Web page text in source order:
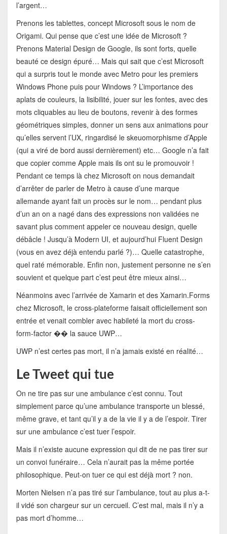
l’argent…
Prenons les tablettes, concept Microsoft sous le nom de
Origami. Qui pense que c’est une idée de Microsoft ?
Prenons Material Design de Google, ils sont forts, quelle
beauté ce design épuré… Mais qui sait que c’est Microsoft
qui a surpris tout le monde avec Metro pour les premiers
Windows Phone puis pour Windows ? L’importance des
aplats de couleurs, la lisibilité, jouer sur les fontes, avec des
mots cliquables au lieu de boutons, revenir à des formes
géométriques simples, donner un sens aux animations pour
qu’elles servent l’UX, ringardisé le skeuomorphisme d’Apple
(qui a viré de bord aussi dernièrement) etc… Google n’a fait
que copier comme Apple mais ils ont su le promouvoir !
Pendant ce temps là chez Microsoft on nous demandait
d’arrêter de parler de Metro à cause d’une marque
allemande ayant fait un procès sur le nom… pendant plus
d’un an on a nagé dans des expressions non validées ne
savant plus comment appeler ce nouveau design, quelle
débâcle ! Jusqu’à Modern UI, et aujourd’hui Fluent Design
(vous en avez déjà entendu parlé ?)… Quelle catastrophe,
quel raté mémorable. Enfin non, justement personne ne s’en
souvient et quelque part c’est peut être mieux ainsi…
Néanmoins avec l’arrivée de Xamarin et des Xamarin.Forms
chez Microsoft, le cross-plateforme faisait officiellement son
entrée et venait combler avec habileté la mort du cross-
form-factor �� la sauce UWP…
UWP n’est certes pas mort, il n’a jamais existé en réalité…
Le Tweet qui tue
On ne tire pas sur une ambulance c’est connu. Tout
simplement parce qu’une ambulance transporte un blessé,
même grave, et tant qu’il y a de la vie il y a de l’espoir. Tirer
sur une ambulance c’est tuer l’espoir.
Mais il n’existe aucune expression qui dit de ne pas tirer sur
un convoi funéraire… Cela n’aurait pas la même portée
philosophique. Peut-on tuer ce qui est déjà mort ? non.
Morten Nielsen n’a pas tiré sur l’ambulance, tout au plus a-t-
il vidé son chargeur sur un cercueil. C’est mal, mais il n’y a
pas mort d’homme…